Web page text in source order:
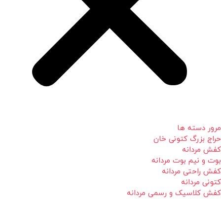
مرور دسته ها
حراج بزرگ کتونی خان
کفش مردانه
بوت و نیم بوت مردانه
کفش راحتی مردانه
کتونی مردانه
کفش کلاسیک و رسمی مردانه